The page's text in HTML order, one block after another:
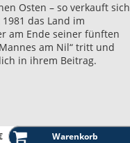
Osten – so verkauft sich
das Land im
am Ende seiner fünften
am Nil“ tritt und
in ihrem Beitrag.